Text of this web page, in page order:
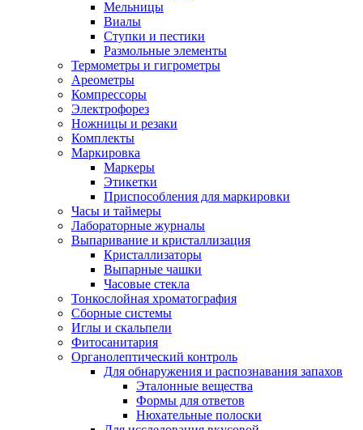
Мельницы
Виалы
Ступки и пестики
Размольные элементы
Термометры и гигрометры
Ареометры
Компрессоры
Электрофорез
Ножницы и резаки
Комплекты
Маркировка
Маркеры
Этикетки
Приспособления для маркировки
Часы и таймеры
Лабораторные журналы
Выпаривание и кристаллизация
Кристаллизаторы
Выпарные чашки
Часовые стекла
Тонкослойная хроматография
Сборные системы
Иглы и скальпели
Фитосанитария
Органолептический контроль
Для обнаружения и распознавания запахов
Эталонные вещества
Формы для ответов
Нюхательные полоски